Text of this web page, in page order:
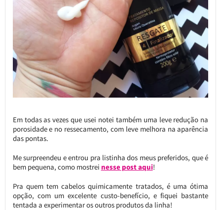
Em todas as vezes que usei notei também uma leve redução na
porosidade e no ressecamento, com leve melhora na aparência
das pontas.
Me surpreendeu e entrou pra listinha dos meus preferidos, que é
bem pequena, como mostrei nesse post aqui!
Pra quem tem cabelos quimicamente tratados, é uma ótima
opção, com um excelente custo-benefício, e fiquei bastante
tentada a experimentar os outros produtos da linha!